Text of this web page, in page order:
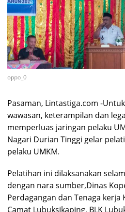
oppo_0
Pasaman, Lintastiga.com -
wawasan, keterampilan dan
memperluas jaringan pelaku
Nagari Durian Tinggi gelar
pelaku UMKM.
Pelatihan ini dilaksanakan
dengan nara sumber,Dinas
Perdagangan dan Tenaga kerja
Camat Lubuksikaping, BLK